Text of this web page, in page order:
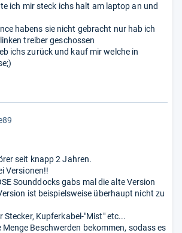
ich mir steck ichs halt am laptop an und
habens sie nicht gebracht nur hab ich
treiber geschossen
ichs zurück und kauf mir welche in
seit knapp 2 Jahren.
Versionen!!
Sounddocks gabs mal die alte Version
ist beispielsweise überhaupt nicht zu
Stecker, Kupferkabel-"Mist" etc...
Menge Beschwerden bekommen, sodass es